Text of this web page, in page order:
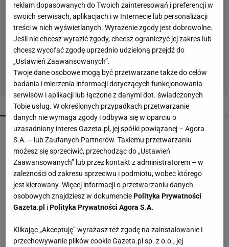
POPULARNE NAJNOWSZE
Wsyp do pralki zamiast płynu. Ręczniki
odzyskają miękkość
Coraz więcej osób wkłada folię pod telewizor.
Szczegół zmienia wszystko
pomidorach
reklam dopasowanych do Twoich zainteresowań i preferencji w
swoich serwisach, aplikacjach i w Internecie lub personalizacji
treści w nich wyświetlanych. Wyrażenie zgody jest dobrowolne.
Jeśli nie chcesz wyrazić zgody, chcesz ograniczyć jej zakres lub
chcesz wycofać zgodę uprzednio udzieloną przejdź do
„Ustawień Zaawansowanych”.
Twoje dane osobowe mogą być przetwarzane także do celów
badania i mierzenia informacji dotyczących funkcjonowania
serwisów i aplikacji lub łączone z danymi dot. świadczonych
Tobie usług. W określonych przypadkach przetwarzanie
danych nie wymaga zgody i odbywa się w oparciu o
uzasadniony interes Gazeta.pl, jej spółki powiązanej – Agora
S.A. – lub Zaufanych Partnerów. Takiemu przetwarzaniu
możesz się sprzeciwić, przechodząc do „Ustawień
Zaawansowanych” lub przez kontakt z administratorem – w
zależności od zakresu sprzeciwu i podmiotu, wobec którego
jest kierowany. Więcej informacji o przetwarzaniu danych
osobowych znajdziesz w dokumenciePolityka Prywatności
Gazeta.pl iPolityka Prywatności Agora S.A.
Klikając „Akceptuję” wyrażasz też zgodę na zainstalowanie i
przechowywanie plików cookie Gazeta.pl sp. z o.o., jej